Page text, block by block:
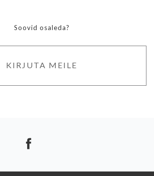
Soovid osaleda?
KIRJUTA MEILE